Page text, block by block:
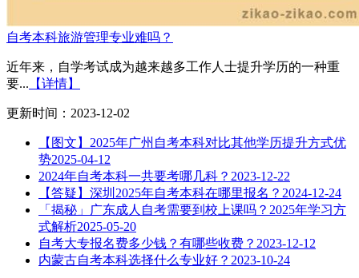
自考本科旅游管理专业难吗？
近年来，自学考试成为越来越多工作人士提升学历的一种重
要... 【详情】
更新时间：2023-12-02
【图文】2025年广州自考本科对比其他学历提升方式优
势2025-04-12
2024年自考本科一共要考哪几科？ 2023-12-22
【答疑】深圳2025年自考本科在哪里报名？ 2024-12-24
「揭秘」广东成人自考需要到校上课吗？2025年学习方
式解析2025-05-20
自考大专报名费多少钱？有哪些收费？ 2023-12-12
内蒙古自考本科选择什么专业好？ 2023-10-24